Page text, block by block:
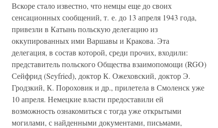
Вскоре стало известно, что немцы еще до своих
сенсационных сообщений, т. е. до 13 апреля 1943 года,
привезли в Катынь польскую делегацию из
оккупированных ими Варшавы и Кракова. Эта
делегация, в состав которой, среди прочих, входили:
представитель польского Общества взаимопомощи (RGO)
Сейфрид (Seyfried), доктор К. Ожеховский, доктор Э.
Гродзкий, К. Пороховик и др., прилетела в Смоленск уже
10 апреля. Немецкие власти предоставили ей
возможность ознакомиться с тогда уже открытыми
могилами, с найденными документами, письмами,